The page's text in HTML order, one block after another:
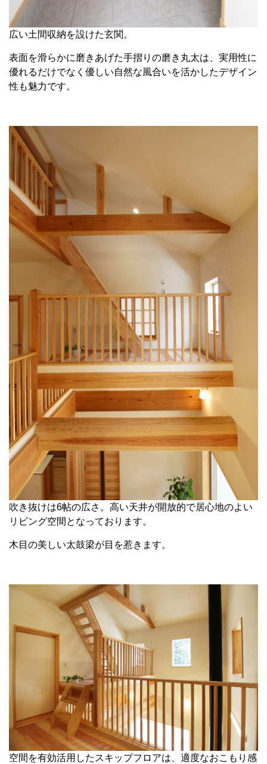
広い土間収納を設けた玄関。
表面を滑らかに磨きあげた手摺りの磨き丸太は、実用性に
優れるだけでなく優しい自然な風合いを活かしたデザイン
性も魅力です。
吹き抜けは6帖の広さ。高い天井が開放的で居心地のよい
リビング空間となっております。
木目の美しい太鼓梁が目を惹きます。
空間を有効活用したスキップフロアは、適度なおこもり感